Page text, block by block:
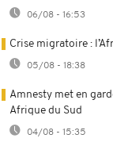
06/08 - 16:53
Crise migratoire :
05/08 - 18:38
Amnesty met en
Afrique du Sud
04/08 - 15:35